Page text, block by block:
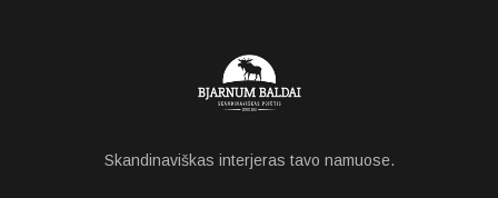
Skandinaviškas interjeras tavo namuose.